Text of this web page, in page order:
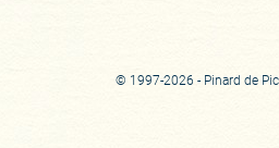
© 1997-2026 - Pinard de